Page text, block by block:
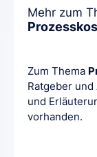
Mehr zum
Zum Thema
Ratgeber
und
vorhanden.